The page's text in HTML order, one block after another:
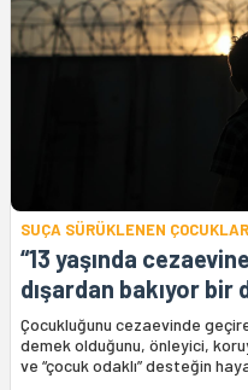
SUÇA SÜRÜKLENEN
“13 yaşında
dışardan bakıyor bir
Çocukluğunu cezaevinde
demek olduğunu, önleyici,
ve “çocuk odaklı” desteğin